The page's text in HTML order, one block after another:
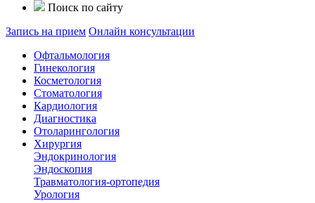
Поиск по сайту
Запись на прием Онлайн консультации
Офтальмология
Гинекология
Косметология
Стоматология
Кардиология
Диагностика
Отоларингология
Хирургия
Эндокринология
Эндоскопия
Травматология-ортопедия
Урология